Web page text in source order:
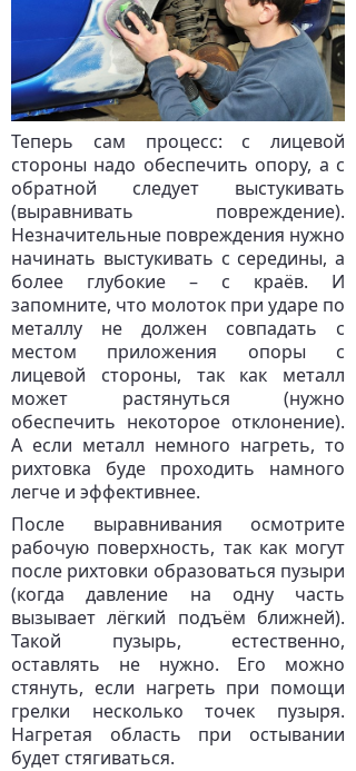
Теперь сам процесс: с лицевой
стороны надо обеспечить опору, а с
обратной следует выстукивать
(выравнивать повреждение).
Незначительные повреждения нужно
начинать выстукивать с середины, а
более глубокие – с краёв. И
запомните, что молоток при ударе по
металлу не должен совпадать с
местом приложения опоры с
лицевой стороны, так как металл
может растянуться (нужно
обеспечить некоторое отклонение).
А если металл немного нагреть, то
рихтовка буде проходить намного
легче и эффективнее.
После выравнивания осмотрите
рабочую поверхность, так как могут
после рихтовки образоваться пузыри
(когда давление на одну часть
вызывает лёгкий подъём ближней).
Такой пузырь, естественно,
оставлять не нужно. Его можно
стянуть, если нагреть при помощи
грелки несколько точек пузыря.
Нагретая область при остывании
будет стягиваться.